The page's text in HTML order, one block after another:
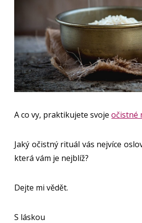
A co vy, praktikujete svojeočistné
Jaký očistný rituál vás nejvíce
která vám je nejblíž?
Dejte mi vědět.
S láskou